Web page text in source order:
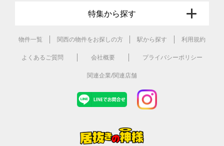
特集から探す
物件一覧 関西の物件をお探しの方 駅から探す 利用規約
よくあるご質問 会社概要 プライバシーポリシー
関連企業/関連店舗